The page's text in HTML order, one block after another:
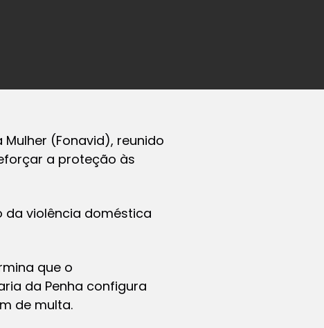
(Fonavid), reunido
a proteção às
da violência doméstica
que o
da Penha configura
de multa.